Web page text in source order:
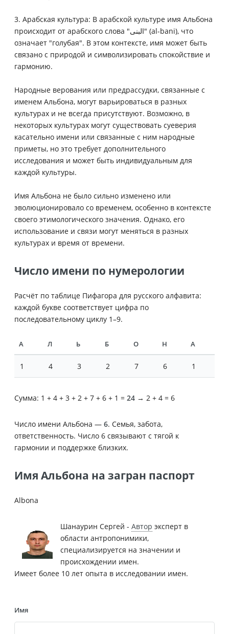
3. Арабская культура: В арабской культуре имя Альбона
происходит от арабского слова "البنى" (al-bani), что
означает "голубая". В этом контексте, имя может быть
связано с природой и символизировать спокойствие и
гармонию.
Народные верования или предрассудки, связанные с
именем Альбона, могут варьироваться в разных
культурах и не всегда присутствуют. Возможно, в
некоторых культурах могут существовать суеверия
касательно имени или связанные с ним народные
приметы, но это требует дополнительного
исследования и может быть индивидуальным для
каждой культуры.
Имя Альбона не было сильно изменено или
эволюционировало со временем, особенно в контексте
своего этимологического значения. Однако, его
использование и связи могут меняться в разных
культурах и время от времени.
Число имени по нумерологии
Расчёт по таблице Пифагора для русского алфавита:
каждой букве соответствует цифра по
последовательному циклу 1–9.
А Л Ь Б О Н А
1 4 3 2 7 6 1
Сумма: 1 + 4 + 3 + 2 + 7 + 6 + 1 = 24 → 2 + 4 = 6
Число имени Альбона — 6. Семья, забота,
ответственность. Число 6 связывают с тягой к
гармонии и поддержке близких.
Имя Альбона на загран паспорт
Albona
Шанаурин Сергей - Автор эксперт в
области антропонимики,
специализируется на значении и
происхождении имен.
Имеет более 10 лет опыта в исследовании имен.
Имя